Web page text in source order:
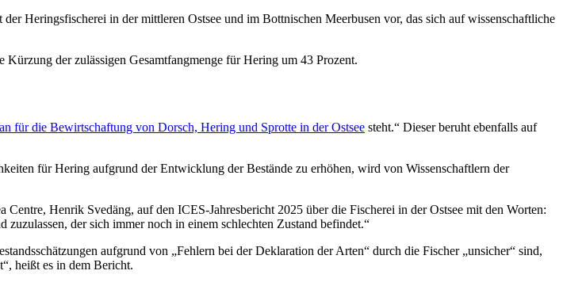
Heringsfischerei in der mittleren Ostsee und im Bottnischen Meerbusen vor, das sich auf wissenschaftliche
Kürzung der zulässigen Gesamtfangmenge für Hering um 43 Prozent.
für die Bewirtschaftung von Dorsch, Hering und Sprotte in der Ostsee steht.“ Dieser beruht ebenfalls auf
für Hering aufgrund der Entwicklung der Bestände zu erhöhen, wird von Wissenschaftlern der
Centre, Henrik Svedäng, auf den ICES-Jahresbericht 2025 über die Fischerei in der Ostsee mit den Worten:
der sich immer noch in einem schlechten Zustand befindet.“
aufgrund von „Fehlern bei der Deklaration der Arten“ durch die Fischer „unsicher“ sind,
heißt es in dem Bericht.